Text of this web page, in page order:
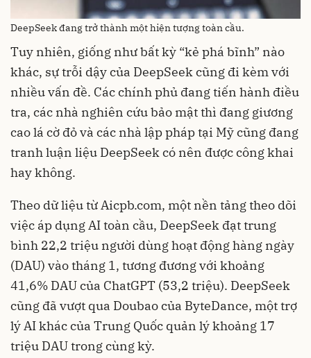
DeepSeek đang trở thành một hiện tượng toàn cầu.
Tuy nhiên, giống như bất kỳ “kẻ phá bĩnh” nào
khác, sự trỗi dậy của DeepSeek cũng đi kèm với
nhiều vấn đề. Các chính phủ đang tiến hành điều
tra, các nhà nghiên cứu bảo mật thì đang giương
cao lá cờ đỏ và các nhà lập pháp tại Mỹ cũng đang
tranh luận liệu DeepSeek có nên được công khai
hay không.
Theo dữ liệu từ Aicpb.com, một nền tảng theo dõi
việc áp dụng AI toàn cầu, DeepSeek đạt trung
bình 22,2 triệu người dùng hoạt động hàng ngày
(DAU) vào tháng 1, tương đương với khoảng
41,6% DAU của ChatGPT (53,2 triệu). DeepSeek
cũng đã vượt qua Doubao của ByteDance, một trợ
lý AI khác của Trung Quốc quản lý khoảng 17
triệu DAU trong cùng kỳ.